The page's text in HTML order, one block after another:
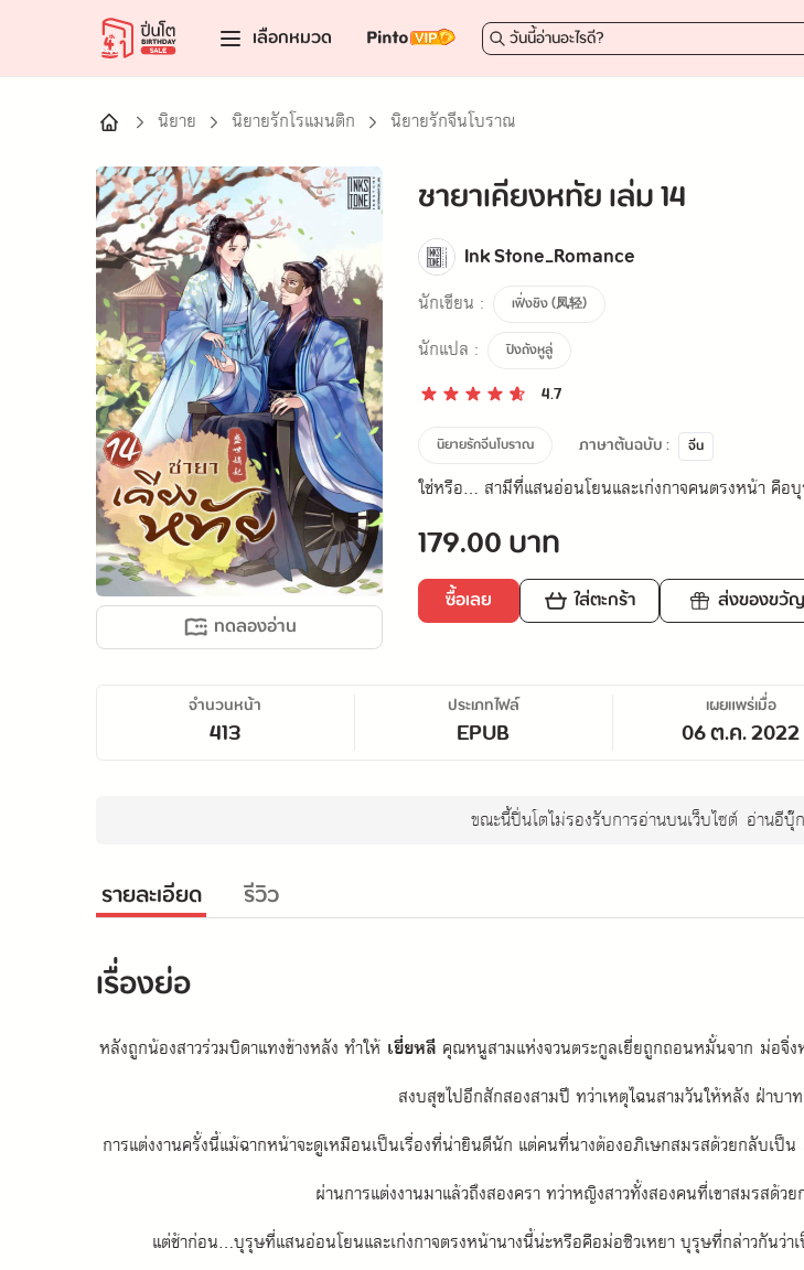
เลือกหมวด
นิยาย นิยายรักโรแมนติก นิยายรักจีนโบราณ
ทดลองอ่าน
ชายาเคียงหทัย เล่ม 14
Ink Stone_Romance
นักเขียน : เฟิ่งชิง (凤轻)
นักแปล : ปิงถังหูลู่
4.7
นิยายรักจีนโบราณ ภาษาต้นฉบับ : จีน
ใช่หรือ... สามีที่แสนอ่อนโยนและเก่งกาจคนตรงหน้า คื
179.00 บาท
ซื้อเลย ใส่ตะกร้า ส่งของขวัญ
จำนวนหน้า
413
ประเภทไฟล์
EPUB
เผยแพร่เมื่อ
06 ต.ค. 2022
ขณะนี้ปิ่นโตไม่รองรับการอ่านบนเว็บไซต์ อ่านอีบุ๊
รายละเอียด รีวิว
เรื่องย่อ
หลังถูกน้องสาวร่วมบิดาแทงข้างหลัง ทำให้ เยี่ยหลี คุณหนูสามแห่งจวนตระกูลเยี่ยถูกถอนหมั้นจาก ม่อจิ่ง
สงบสุขไปอีกสักสองสามปี ทว่าเหตุไฉนสามวันให้หลัง ฝ่าบา
การแต่งงานครั้งนี้แม้ฉากหน้าจะดูเหมือนเป็นเรื่องที่น่ายินดีนัก แต่คนที่นางต้องอภิเษกสมรสด้วยกลับเป็น
ผ่านการแต่งงานมาแล้วถึงสองครา ทว่าหญิงสาวทั้งสองคนที่เขาสมรสด้
แต่ช้าก่อน...บุรุษที่แสนอ่อนโยนและเก่งกาจตรงหน้านางนี้น่ะหรือคือม่อซิวเหยา บุรุษที่กล่าวกันว่า